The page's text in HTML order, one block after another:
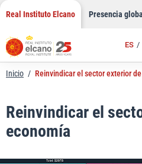
Saltar
contenido
Real Instituto Elcano Presencia global
ES
Inicio / Reinvindicar el sector exterior
Reinvindicar el
economía